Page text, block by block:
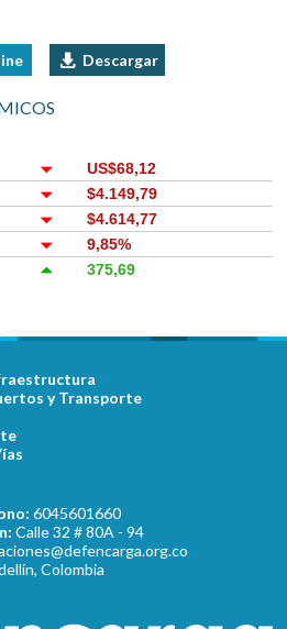
Descargar
US$68,12
$4.149,79
$4.614,77
9,85%
375,69
y Transporte
6045601660
Calle 32 # 80A - 94
Colombia